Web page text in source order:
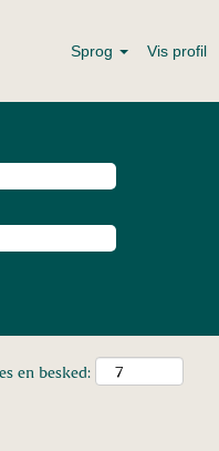
Sprog Vis profil
en besked: